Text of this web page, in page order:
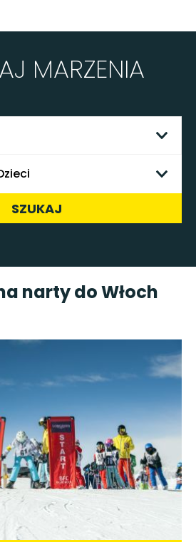
MARZENIA
SZUKAJ
narty do Włoch